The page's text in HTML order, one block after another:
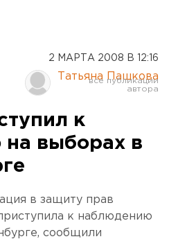
2 МАРТА 2008 В 12:16
Татьяна Пашкова
к
выборах в
в защиту прав
к наблюдению
сообщили